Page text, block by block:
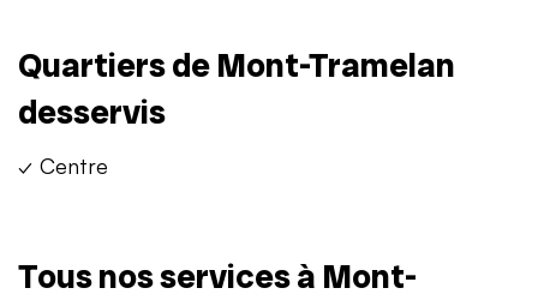
Quartiers de Mont-Tramelan
desservis
✓ Centre
Tous nos services à Mont-